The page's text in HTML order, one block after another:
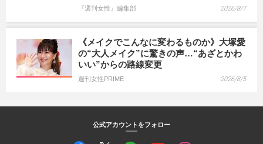
『週刊女性』編集部 2026/8/7
《メイクでこんなに変わるものか》大塚愛
の“大人メイク”に驚きの声…“あざとかわ
いい”からの路線変更
週刊女性PRIME 2026/8/5
公式アカウントをフォロー